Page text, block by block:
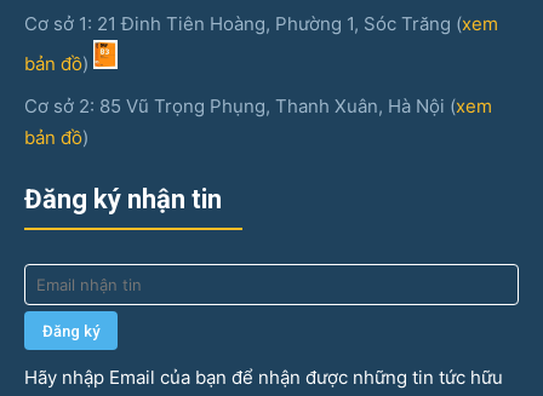
Cơ sở 1: 21 Đinh Tiên Hoàng, Phường 1, Sóc Trăng (xem
bản đồ)
Cơ sở 2: 85 Vũ Trọng Phụng, Thanh Xuân, Hà Nội (xem
bản đồ)
Đăng ký nhận tin
Hãy nhập Email của bạn để nhận được những tin tức hữu